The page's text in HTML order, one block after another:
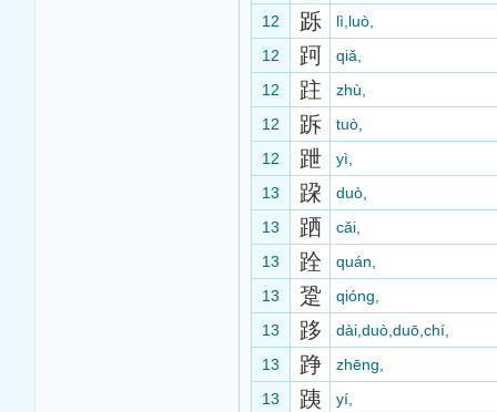
12
跞
lì,luò,
12
跒
qiǎ,
12
跓
zhù,
12
跅
tuò,
12
跇
yì,
13
跥
duò,
13
跴
cǎi,
13
跧
quán,
13
跫
qióng,
13
跢
dài,duò,duō,chí,
13
踭
zhēng,
13
跠
yí,